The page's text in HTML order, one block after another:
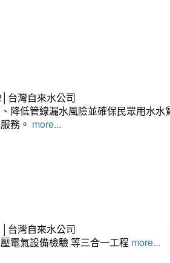
台灣自來水公司
降低管線漏水風險並確保民眾用水
務。 more...
台灣自來水公司
電氣設備檢驗 等三合一工程 more...